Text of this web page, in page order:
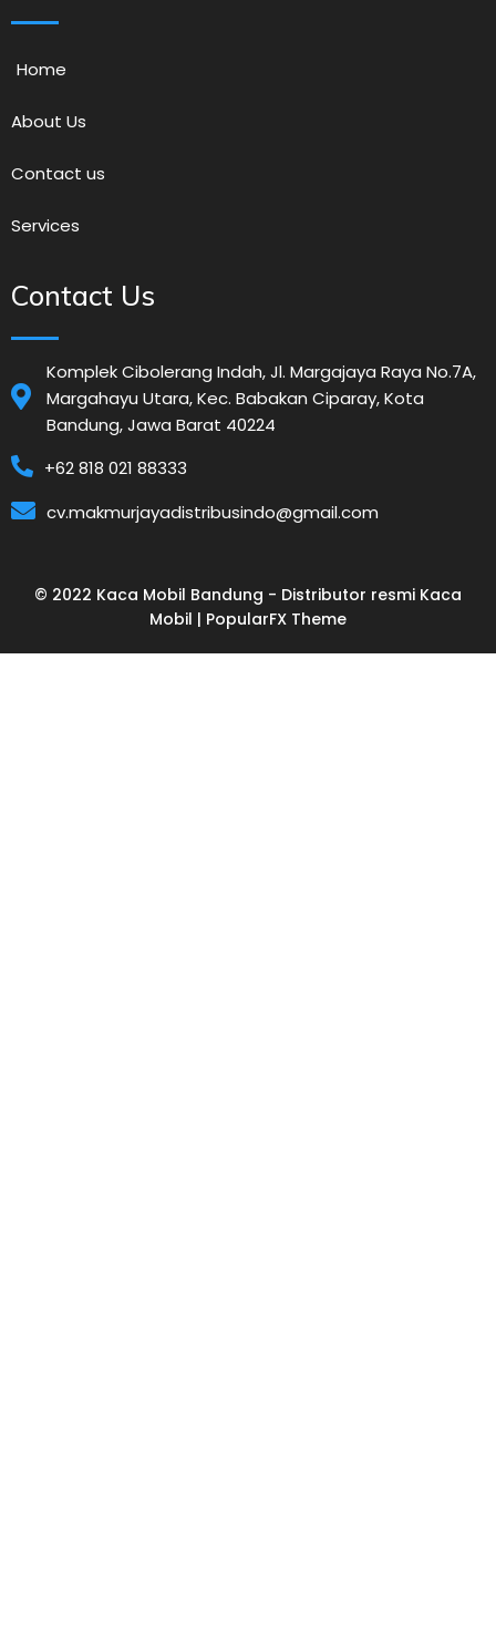
Home
About Us
Contact us
Services
Contact Us
Komplek Cibolerang Indah, Jl. Margajaya Raya No.7A,
Margahayu Utara, Kec. Babakan Ciparay, Kota
Bandung, Jawa Barat 40224
+62 818 021 88333
cv.makmurjayadistribusindo@gmail.com
© 2022 Kaca Mobil Bandung - Distributor resmi Kaca
Mobil | PopularFX Theme